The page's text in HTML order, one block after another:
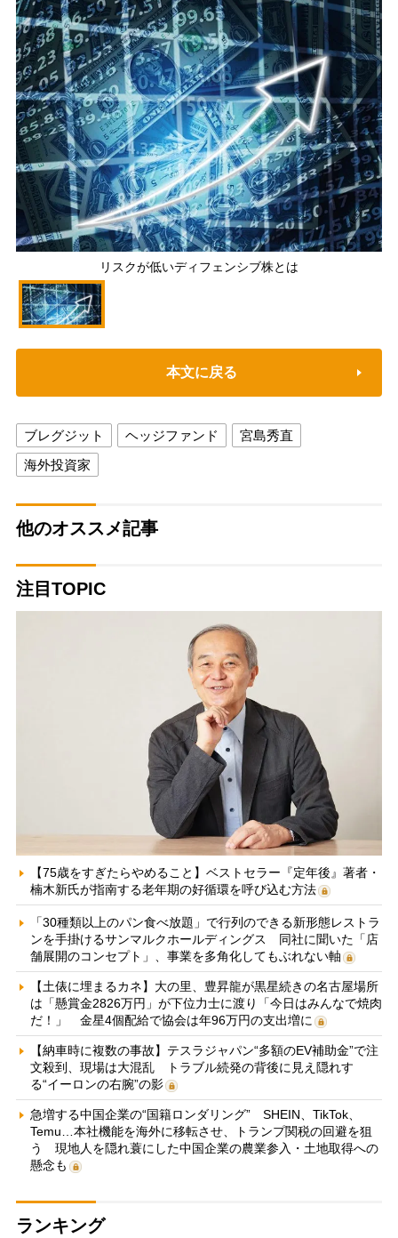
リスクが低いディフェンシブ株とは
本文に戻る
ブレグジット ヘッジファンド
宮島秀直
海外投資家
他のオススメ記事
注目TOPIC
【75歳をすぎたらやめること】ベストセラー『定年後』著者・
楠木新氏が指南する老年期の好循環を呼び込む方法
「30種類以上のパン食べ放題」で行列のできる新形態レストラ
ンを手掛けるサンマルクホールディングス 同社に聞いた「店
舗展開のコンセプト」、事業を多角化してもぶれない軸
【土俵に埋まるカネ】大の里、豊昇龍が黒星続きの名古屋場所
は「懸賞金2826万円」が下位力士に渡り「今日はみんなで焼肉
だ！」 金星4個配給で協会は年96万円の支出増に
【納車時に複数の事故】テスラジャパン“多額のEV補助金”で注
文殺到、現場は大混乱 トラブル続発の背後に見え隠れす
る“イーロンの右腕”の影
急増する中国企業の“国籍ロンダリング” SHEIN、TikTok、
Temu…本社機能を海外に移転させ、トランプ関税の回避を狙
う 現地人を隠れ蓑にした中国企業の農業参入・土地取得への
懸念も
ランキング